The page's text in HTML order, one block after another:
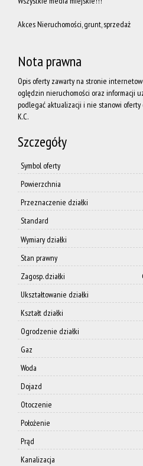
Akces Nieruchomości, grunt, sprzedaż
Nota prawna
Opis oferty zawarty na stronie
oględzin nieruchomości oraz informacji
podlegać aktualizacji i nie stanowi oferty
K.C.
Szczegóły
Symbol oferty
Powierzchnia
Przeznaczenie działki
Standard
Wymiary działki
Stan prawny
Zagosp. działki
Ukształtowanie działki
Kształt działki
Ogrodzenie działki
Gaz
Woda
Dojazd
Otoczenie
Położenie
Prąd
Kanalizacja